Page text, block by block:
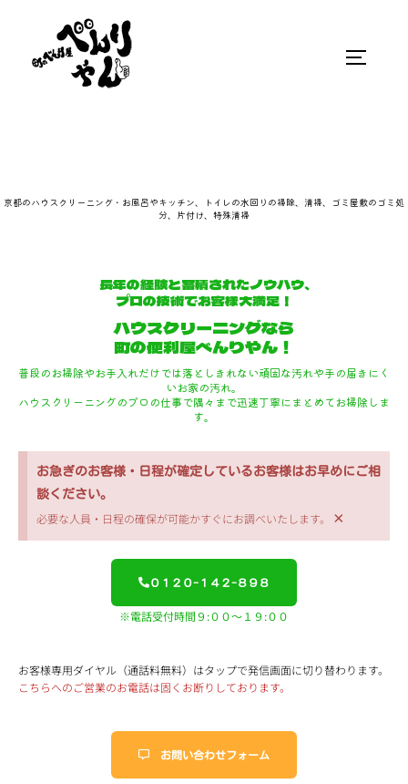
京都のハウスクリーニング・お風呂やキッチン、トイレの水回りの掃除、清掃、ゴミ屋敷のゴミ処
分、片付け、特殊清掃
長年の経験と蓄積されたノウハウ、
プロの技術でお客様大満足！
ハウスクリーニングなら
町の便利屋べんりやん！
普段のお掃除やお手入れだけでは落としきれない頑固な汚れや手の届きにく
いお家の汚れ。
ハウスクリーニングのプロの仕事で隅々まで迅速丁寧にまとめてお掃除しま
す。
お急ぎのお客様・日程が確定しているお客様はお早めにご相
談ください。
必要な人員・日程の確保が可能かすぐにお調べいたします。 ×
０１２０-１４２-８９８
※電話受付時間９:００～１９:００
お客様専用ダイヤル（通話料無料）はタップで発信画面に切り替わります。
こちらへのご営業のお電話は固くお断りしております。
お問い合わせフォーム